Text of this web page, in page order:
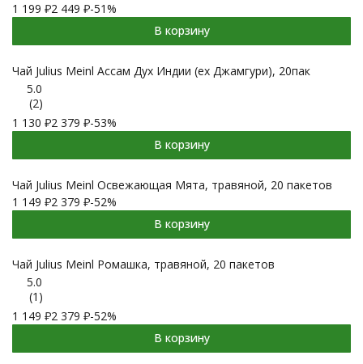
1 199 ₽2 449 ₽-51%
В корзину
Чай Julius Meinl Ассам Дух Индии (ex Джамгури), 20пак
5.0
(2)
1 130 ₽2 379 ₽-53%
В корзину
Чай Julius Meinl Освежающая Мята, травяной, 20 пакетов
1 149 ₽2 379 ₽-52%
В корзину
Чай Julius Meinl Ромашка, травяной, 20 пакетов
5.0
(1)
1 149 ₽2 379 ₽-52%
В корзину